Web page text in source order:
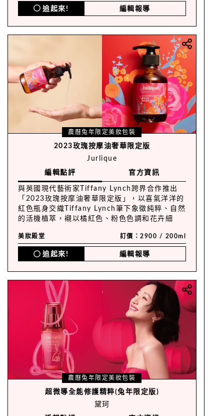
追起來! 編輯報導
農曆兔年限定美妝包裝
2023玫瑰按摩油奢華限定版
Jurlique
編輯點評
官方資訊
與英國現代藝術家Tiffany Lynch跨界合作推出
「2023玫瑰按摩油奢華限定版」，以喜氣洋洋的
紅色瓶身交織Tiffany Lynch筆下象徵純粹、自然
的活機植萃，襯以橘紅色、粉色色調和花卉細
美妝殿堂 訂價：2900 / 200ml
追起來! 編輯報導
農曆兔年限定美妝包裝
超微導全能修護精粹(兔年限定版)
黛珂